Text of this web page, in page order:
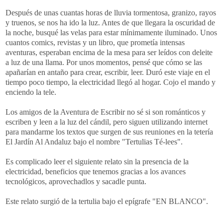
Después de unas cuantas horas de lluvia tormentosa, granizo, rayos
y truenos, se nos ha ido la luz. Antes de que llegara la oscuridad de
la noche, busqué las velas para estar mínimamente iluminado. Unos
cuantos comics, revistas y un libro, que prometía intensas
aventuras, esperaban encima de la mesa para ser leídos con deleite
a luz de una llama. Por unos momentos, pensé que cómo se las
apañarían en antaño para crear, escribir, leer. Duró este viaje en el
tiempo poco tiempo, la electricidad llegó al hogar. Cojo el mando y
enciendo la tele.
Los amigos de la Aventura de Escribir no sé si son románticos y
escriben y leen a la luz del cándil, pero siguen utilizando internet
para mandarme los textos que surgen de sus reuniones en la tetería
El Jardín Al Andaluz bajo el nombre "Tertulias Té-lees".
Es complicado leer el siguiente relato sin la presencia de la
electricidad, beneficios que tenemos gracias a los avances
tecnológicos, aprovechadlos y sacadle punta.
Este relato surgió de la tertulia bajo el epígrafe "EN BLANCO".